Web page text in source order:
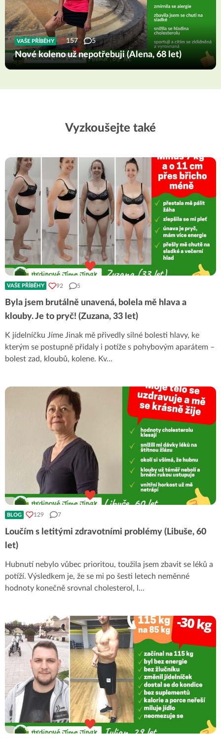
VAŠE PŘÍBĚHY 157 5
Nové koleno už nepotřebuji (Alena, 68 let)
Vyzkoušejte také
VAŠE PŘÍBĚHY 92 5
Byla jsem brutálně unavená, bolela mě hlava a
klouby. Je to pryč! (Zuzana, 33 let)
K jídelníčku Jíme Jinak mě přivedly silné bolesti hlavy, ke
kterým se postupně přidaly i potíže s pohybovým aparátem –
bolest zad, kloubů, kolene. Kv...
BLOG 129 7
Loučím s letitými zdravotními problémy (Libuše, 60
let)
Hubnutí nebylo vůbec prioritou, toužila jsem zbavit se léků a
potíží. Výsledkem je, že se mi po šesti letech neměnné
hodnoty konečně srovnal cholesterol, l ...